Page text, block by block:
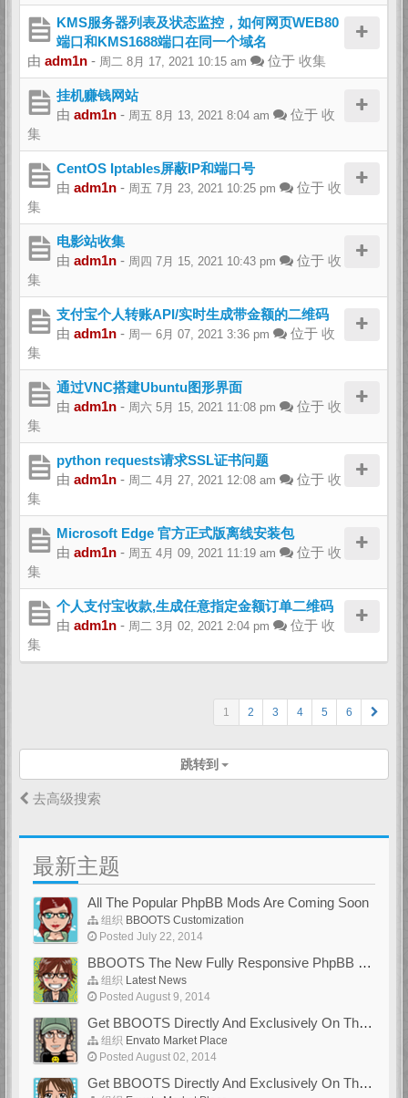
KMS服务器列表及状态监控，如何网页WEB80
端口和KMS1688端口在同一个域名
由 adm1n - 周二 8月 17, 2021 10:15 am 位于 收集
挂机赚钱网站
由 adm1n - 周五 8月 13, 2021 8:04 am 位于 收
集
CentOS Iptables屏蔽IP和端口号
由 adm1n - 周五 7月 23, 2021 10:25 pm 位于 收
集
电影站收集
由 adm1n - 周四 7月 15, 2021 10:43 pm 位于 收
集
支付宝个人转账API/实时生成带金额的二维码
由 adm1n - 周一 6月 07, 2021 3:36 pm 位于 收
集
通过VNC搭建Ubuntu图形界面
由 adm1n - 周六 5月 15, 2021 11:08 pm 位于 收
集
python requests请求SSL证书问题
由 adm1n - 周二 4月 27, 2021 12:08 am 位于 收
集
Microsoft Edge 官方正式版离线安装包
由 adm1n - 周五 4月 09, 2021 11:19 am 位于 收
集
个人支付宝收款,生成任意指定金额订单二维码
由 adm1n - 周二 3月 02, 2021 2:04 pm 位于 收
集
1 2 3 4 5 6
跳转到
去高级搜索
最新主题
All The Popular PhpBB Mods Are Coming Soon
组织 BBOOTS Customization
Posted July 22, 2014
BBOOTS The New Fully Responsive PhpBB Theme
组织 Latest News
Posted August 9, 2014
Get BBOOTS Directly And Exclusively On ThemeForest
组织 Envato Market Place
Posted August 02, 2014
Get BBOOTS Directly And Exclusively On ThemeForest